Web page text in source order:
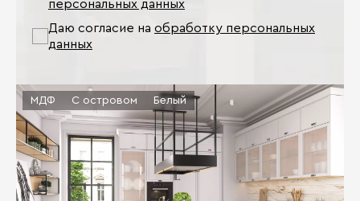
персональных данных
Даю согласие на обработку персональных
данных
МДФ С островом Белый